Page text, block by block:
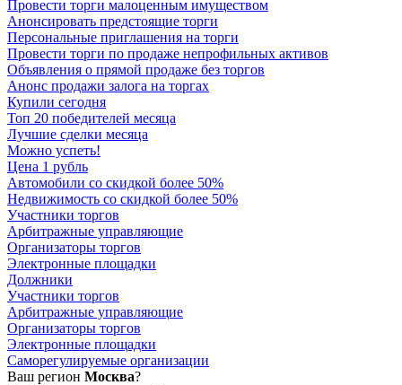
Провести торги малоценным имуществом
Анонсировать предстоящие торги
Персональные приглашения на торги
Провести торги по продаже непрофильных активов
Объявления о прямой продаже без торгов
Анонс продажи залога на торгах
Купили сегодня
Топ 20 победителей месяца
Лучшие сделки месяца
Можно успеть!
Цена 1 рубль
Автомобили со скидкой более 50%
Недвижимость со скидкой более 50%
Участники торгов
Арбитражные управляющие
Организаторы торгов
Электронные площадки
Должники
Участники торгов
Арбитражные управляющие
Организаторы торгов
Электронные площадки
Саморегулируемые организации
Ваш регион Москва?